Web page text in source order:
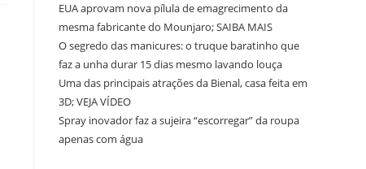
EUA aprovam nova pílula de emagrecimento da
mesma fabricante do Mounjaro; SAIBA MAIS
O segredo das manicures: o truque baratinho que
faz a unha durar 15 dias mesmo lavando louça
Uma das principais atrações da Bienal, casa feita em
3D; VEJA VÍDEO
Spray inovador faz a sujeira “escorregar” da roupa
apenas com água